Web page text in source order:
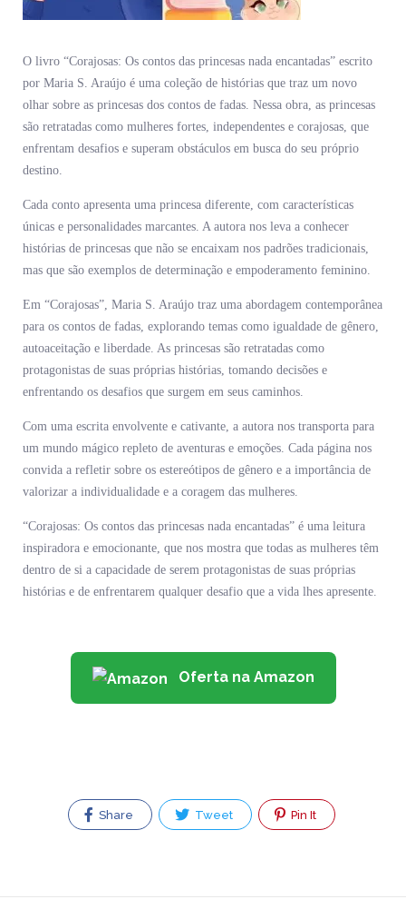
O livro “Corajosas: Os contos das princesas nada encantadas” escrito
por Maria S. Araújo é uma coleção de histórias que traz um novo
olhar sobre as princesas dos contos de fadas. Nessa obra, as princesas
são retratadas como mulheres fortes, independentes e corajosas, que
enfrentam desafios e superam obstáculos em busca do seu próprio
destino.
Cada conto apresenta uma princesa diferente, com características
únicas e personalidades marcantes. A autora nos leva a conhecer
histórias de princesas que não se encaixam nos padrões tradicionais,
mas que são exemplos de determinação e empoderamento feminino.
Em “Corajosas”, Maria S. Araújo traz uma abordagem contemporânea
para os contos de fadas, explorando temas como igualdade de gênero,
autoaceitação e liberdade. As princesas são retratadas como
protagonistas de suas próprias histórias, tomando decisões e
enfrentando os desafios que surgem em seus caminhos.
Com uma escrita envolvente e cativante, a autora nos transporta para
um mundo mágico repleto de aventuras e emoções. Cada página nos
convida a refletir sobre os estereótipos de gênero e a importância de
valorizar a individualidade e a coragem das mulheres.
“Corajosas: Os contos das princesas nada encantadas” é uma leitura
inspiradora e emocionante, que nos mostra que todas as mulheres têm
dentro de si a capacidade de serem protagonistas de suas próprias
histórias e de enfrentarem qualquer desafio que a vida lhes apresente.
Oferta na Amazon
Share Tweet Pin It